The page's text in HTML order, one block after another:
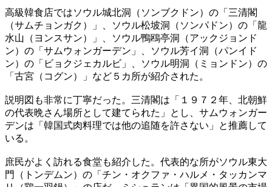
高級韓食店ではソウル城北洞（ソンブクドン）の「三清閣
（サムチョンガク）」、ソウル松坡洞（ソンパドン）の「龍
水山（ヨンスサン）」、ソウル鴨鴎亭洞（アックジョンド
ン）の「サムウォンガーデン」、ソウル芳イ洞（パンイド
ン）の「ビョクジェカルビ」、ソウル明洞（ミョンドン）の
「古宮（コグン）」など５カ所が紹介された。
説明図も非常に丁寧だった。三清閣は「１９７２年、北朝鮮
の代表晩さん場所として建てられた」とし、サムウォンガー
デンは「韓国式肉料理では他の追随を許さない」と推薦して
いる。
庶民がよく訪れる食堂も紹介した。代表的な所がソウル東大
門（トンデムン）の「チン・オクファ・ハルメ・タッカンマ